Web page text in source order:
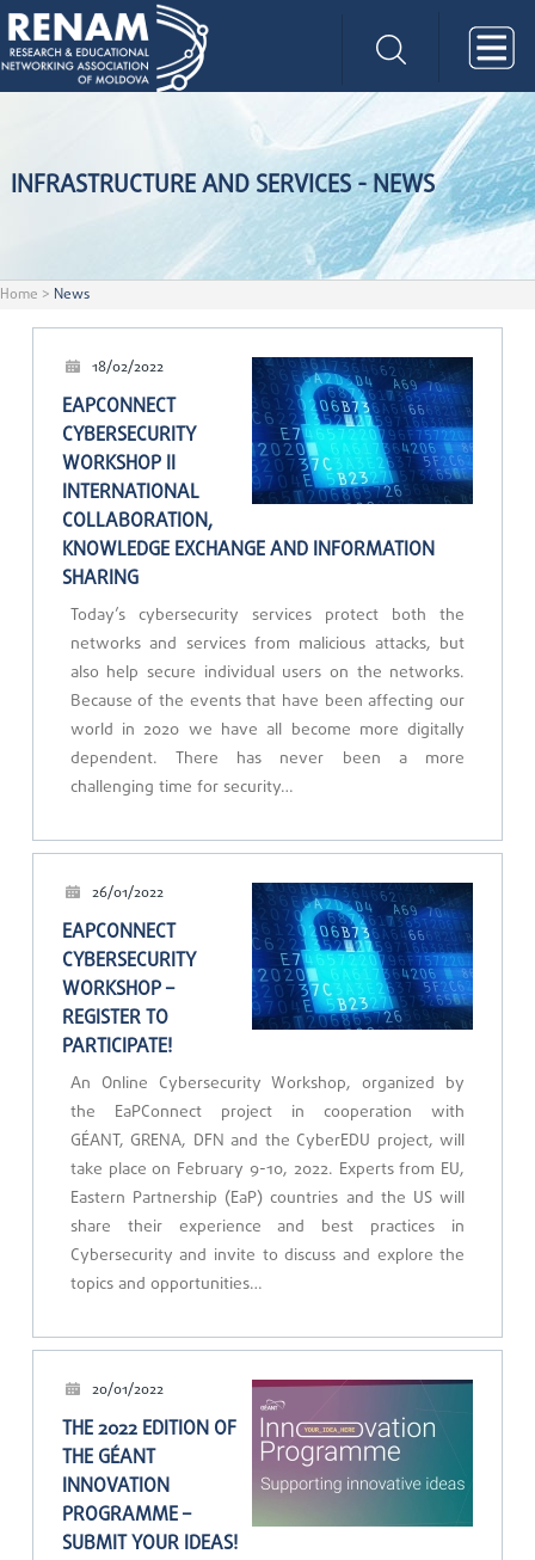
INFRASTRUCTURE AND SERVICES - NEWS
Home > News
18/02/2022
EAPCONNECT
CYBERSECURITY
WORKSHOP II
INTERNATIONAL
COLLABORATION,
KNOWLEDGE EXCHANGE AND INFORMATION
SHARING
Today’s cybersecurity services protect both the
networks and services from malicious attacks, but
also help secure individual users on the networks.
Because of the events that have been affecting our
world in 2020 we have all become more digitally
dependent. There has never been a more
challenging time for security…
26/01/2022
EAPCONNECT
CYBERSECURITY
WORKSHOP –
REGISTER TO
PARTICIPATE!
An Online Cybersecurity Workshop, organized by
the EaPConnect project in cooperation with
GÉANT, GRENA, DFN and the CyberEDU project, will
take place on February 9-10, 2022. Experts from EU,
Eastern Partnership (EaP) countries and the US will
share their experience and best practices in
Cybersecurity and invite to discuss and explore the
topics and opportunities…
20/01/2022
THE 2022 EDITION OF
THE GÉANT
INNOVATION
PROGRAMME –
SUBMIT YOUR IDEAS!